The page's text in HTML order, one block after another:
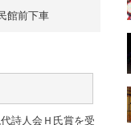
館前下車
詩人会Ｈ氏賞を受